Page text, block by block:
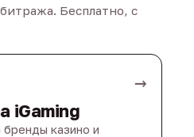
Бесплатно, с
→
iGaming
казино и